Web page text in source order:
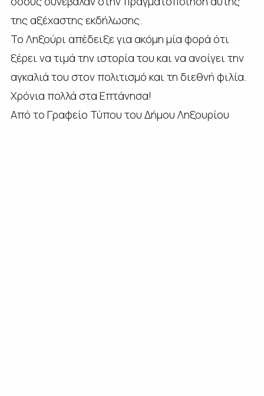
της αξέχαστης εκδήλωσης.
Το Ληξούρι απέδειξε για ακόμη μία φορά ότι
ξέρει να τιμά την ιστορία του και να ανοίγει την
αγκαλιά του στον πολιτισμό και τη διεθνή φιλία.
Χρόνια πολλά στα Επτάνησα!
Από το Γραφείο Τύπου του Δήμου Ληξουρίου